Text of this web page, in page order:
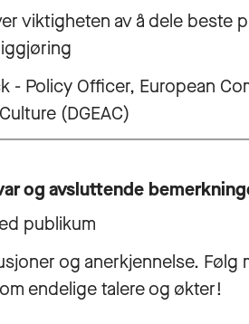
viktigheten av å dele beste
- Policy Officer, European
(DGEAC)
og avsluttende
publikum
og anerkjennelse.
endelige talere og økter!